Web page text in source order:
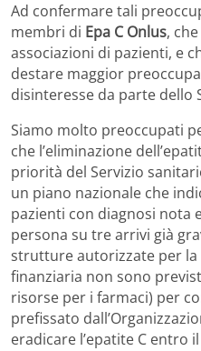
Ad confermare tali
membri di Epa C Onlus,
associazioni di pazienti, e
destare maggior
disinteresse da parte dello
Siamo molto preoccupati
che l’eliminazione
priorità del Servizio
un piano nazionale che
pazienti con diagnosi nota
persona su tre arrivi già
strutture autorizzate per la
finanziaria non sono
risorse per i farmaci) per
prefissato
eradicare l’epatite C entro